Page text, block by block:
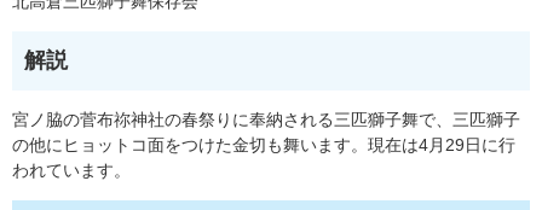
解説
宮ノ脇の菅布祢神社の春祭りに奉納される三匹獅子舞で、三匹獅子
の他にヒョットコ面をつけた金切も舞います。現在は4月29日に行
われています。